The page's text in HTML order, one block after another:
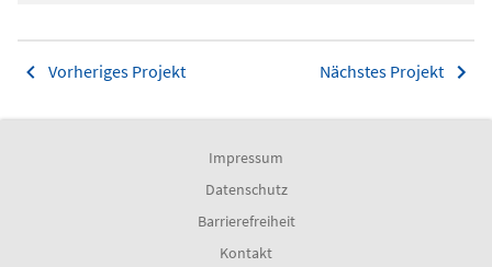
Vorheriges Projekt Nächstes Projekt
Impressum
Datenschutz
Barrierefreiheit
Kontakt